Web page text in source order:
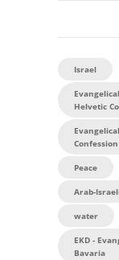
Israel
Helvetic
Peace
Arab-
water
EKD -
Bavaria